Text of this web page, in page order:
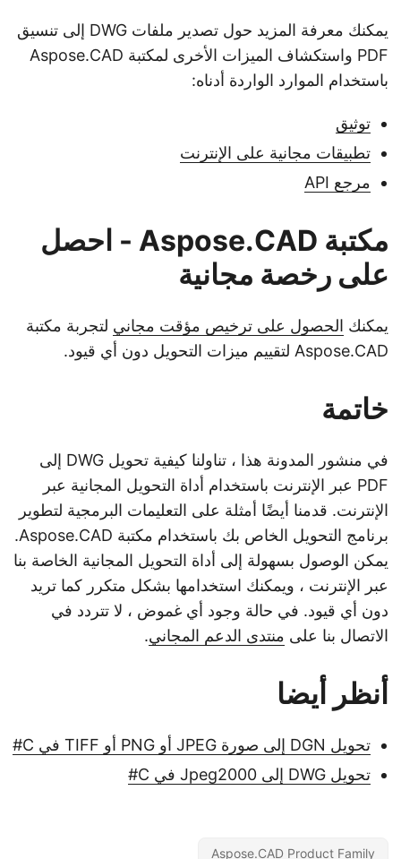
يمكنك معرفة المزيد حول تصدير ملفات DWG إلى تنسيق
PDF واستكشاف الميزات الأخرى لمكتبة Aspose.CAD
باستخدام الموارد الواردة أدناه:
توثيق
تطبيقات مجانية على الإنترنت
مرجع API
مكتبة Aspose.CAD - احصل
على رخصة مجانية
يمكنكالحصول على ترخيص مؤقت مجانيلتجربة مكتبة
Aspose.CAD لتقييم ميزات التحويل دون أي قيود.
خاتمة
في منشور المدونة هذا ، تناولنا كيفية تحويل DWG إلى
PDF عبر الإنترنت باستخدام أداة التحويل المجانية عبر
الإنترنت. قدمنا أيضًا أمثلة على التعليمات البرمجية لتطوير
برنامج التحويل الخاص بك باستخدام مكتبة Aspose.CAD.
يمكن الوصول بسهولة إلى أداة التحويل المجانية الخاصة بنا
عبر الإنترنت ، ويمكنك استخدامها بشكل متكرر كما تريد
دون أي قيود. في حالة وجود أي غموض ، لا تتردد في
الاتصال بنا على منتدى الدعم المجاني.
أنظر أيضا
تحويل DGN إلى صورة JPEG أو PNG أو TIFF في C#
تحويل DWG إلى Jpeg2000 في C#
Aspose.CAD Product Family